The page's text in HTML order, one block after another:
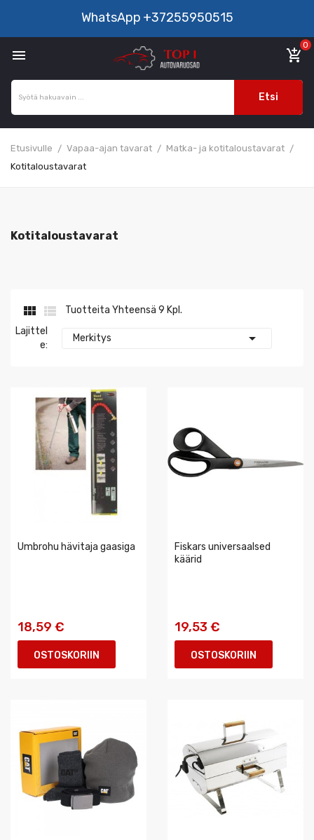
WhatsApp +37255950515
 add_shopping_cart
0
Etsi
Etusivulle Vapaa-ajan tavarat
Matka- ja kotitaloustavarat
Kotitaloustavarat
Kotitaloustavarat
 
Tuotteita Yhteensä 9 Kpl.
Lajittel
E:
Merkitys 
Umbrohu hävitaja gaasiga
18,59 €
OSTOSKORIIN
Fiskars universaalsed
käärid
19,53 €
OSTOSKORIIN